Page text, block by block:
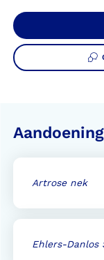
Artrose nek
Ehlers-Danlos